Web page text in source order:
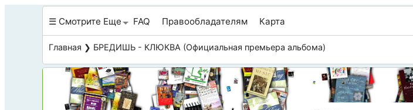
☰ Смотрите Еще FAQ Правообладателям Карта
Главная ❯ БРЕДИШЬ - КЛЮКВА (Официальная премьера альбома)